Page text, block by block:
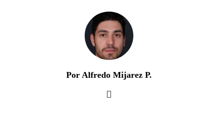
Por Alfredo Mijarez P.